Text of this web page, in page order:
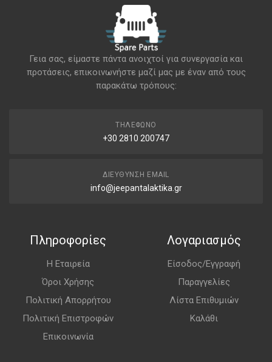
Γεια σας, είμαστε πάντα ανοιχτοί για συνεργασία και
προτάσεις, επικοινωνήστε μαζί μας με έναν από τους
παρακάτω τρόπους:
ΤΗΛΈΦΩΝΟ
+30 2810 200747
ΔΙΕΎΘΥΝΣΗ EMAIL
info@jeepantalaktika.gr
Πληροφορίες
Η Εταιρεία
Όροι Χρήσης
Πολιτική Απορρήτου
Πολιτική Επιστροφών
Επικοινωνία
Λογαριασμός
Είσοδος/Εγγραφή
Παραγγελίες
Λίστα Επιθυμιών
Καλάθι